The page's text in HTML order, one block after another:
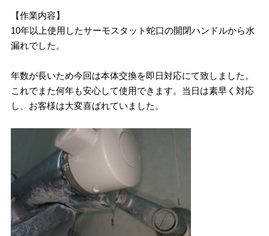
【作業内容】
10年以上使用したサーモスタット蛇口の開閉ハンドルから水
漏れでした。
年数が長いため今回は本体交換を即日対応にて致しました。
これでまた何年も安心して使用できます。当日は素早く対応
し、お客様は大変喜ばれていました。